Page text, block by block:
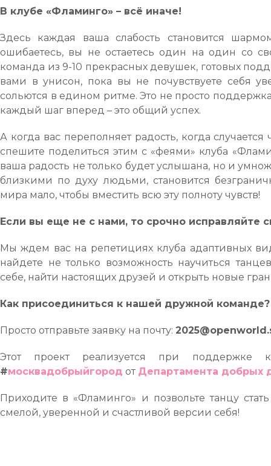
В клубе «Фламинго» – всё иначе!
Здесь каждая ваша слабость становится
ошибаетесь, вы не остаетесь один на один со
команда из 9-10 прекрасных девушек, готовых
вами в унисон, пока вы не почувствуете себя
сольются в едином ритме. Это не просто
каждый шаг вперед – это общий успех.
А когда вас переполняет радость, когда
спешите поделиться этим с «феями» клуба
ваша радость не только будет услышана, но и
близкими по духу людьми, становится
мира мало, чтобы вместить всю эту полноту чувств!
Если вы еще не с нами, то срочно исправляйте
Мы ждем вас на репетициях клуба адаптивных
найдете не только возможность научиться
себе, найти настоящих друзей и открыть новые
Как присоединиться к нашей дружной команде?
Просто отправьте заявку на почту:
Этот проект реализуется при поддержке
#москвадобрыйгород от Департамента добрых
Приходите в «Фламинго» и позвольте танцу
смелой, уверенной и счастливой версии себя!